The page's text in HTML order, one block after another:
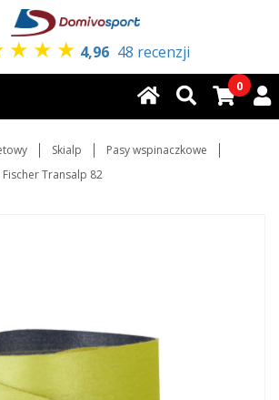
★ ★ ★ 4,96 48 recenzji
0
Skialp
Pasy wspinaczkowe
Transalp 82